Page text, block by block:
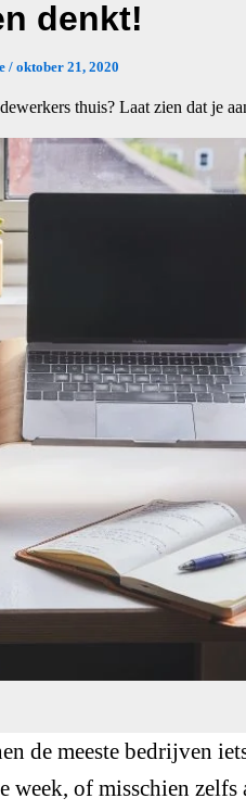
denkt!
/ oktober 21, 2020
thuis? Laat zien dat je
de meeste bedrijven
week, of misschien zelfs